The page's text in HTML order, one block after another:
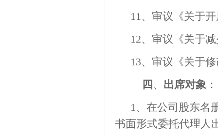
11、审议《关于
12、审议《关于
13、审议《关于
四 、 出席对象 ：
1、 在公司股东名
书面形式委托代理人